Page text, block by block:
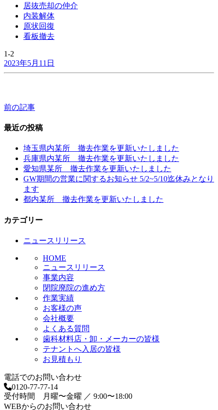
居抜売却の仲介
内装解体
原状回復
看板撤去
1-2
2023年5月11日
投
稿
ョ
前の記事
最近の投稿
埼玉県内某所 撤去作業を更新いたしました
兵庫県内某所 撤去作業を更新いたしました
愛知県某所 撤去作業を更新いたしました
GW期間の営業に関するお知らせ 5/2~5/10迄休みとなり
ます
都内某所 撤去作業を更新いたしました
カテゴリー
ニュースリリース
HOME
ニュースリリース
事業内容
閉院廃院の進め方
作業実績
お客様の声
会社概要
よくある質問
歯科材料店・卸・メーカーの皆様
テナントへ入居の皆様
お見積もり
電話でのお問い合わせ
0120-77-77-14
受付時間 月曜〜金曜 ／ 9:00〜18:00
WEBからのお問い合わせ